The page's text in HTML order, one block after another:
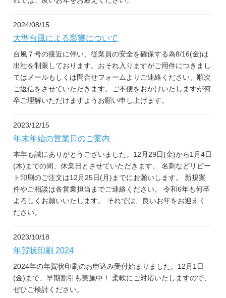
2024/08/15
大型台風による影響について
台風７号の接近に伴い、従業員の安全を確保する為8/16(金)は
出社を制限しております。おそれ入りますがご用件につきまし
てはメールもしくは問合せフォームよりご連絡ください、順次
ご返信をさせていただきます。ご不便をおかけいたしますが何
卒ご理解いただけますようお願い申し上げます。
2023/12/15
年末年始の営業日のご案内
本年も誠にありがとうございました。12月29日(金)から1月4日
(木)までの間、休業日とさせていただきます。 名刺などリピー
ト印刷のご注文は12月25日(月)までにお願いします。 新規案
件やご相談は各営業担当までご連絡ください。 令和6年も何卒
よろしくお願いいたします。 それでは、良いお年をお迎えく
ださい。
2023/10/18
年賀状印刷 2024
2024年の年賀状印刷のお申込み受付始まりました。12月1日
(金)まで、早期割引も実施中！ 柔軟にご対応いたしますので、
ぜひご検討ください。